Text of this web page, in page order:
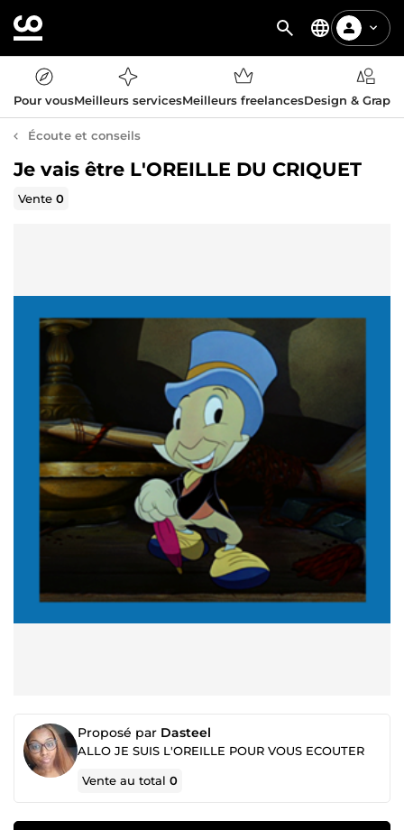
Pour vousMeilleurs servicesMeilleurs freelancesDesign &
Écoute et conseils
Je vais être L'OREILLE DU CRIQUET
Vente0
Proposé par Dasteel
ALLO JE SUIS L'OREILLE POUR VOUS ECOUTER
Vente au total0